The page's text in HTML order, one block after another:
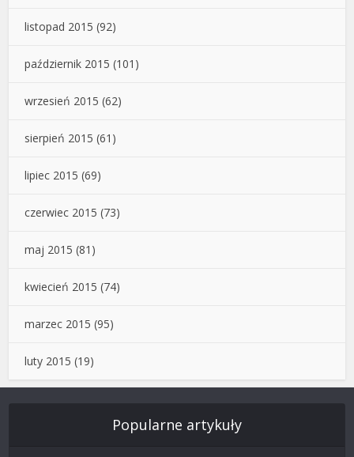
listopad 2015 (92)
październik 2015 (101)
wrzesień 2015 (62)
sierpień 2015 (61)
lipiec 2015 (69)
czerwiec 2015 (73)
maj 2015 (81)
kwiecień 2015 (74)
marzec 2015 (95)
luty 2015 (19)
Popularne artykuły